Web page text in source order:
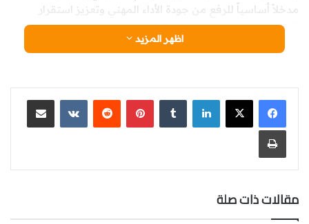
مدخلاً أساسياً للرفع من جودة الأداء المهني وتعزيز استقرار
القطاع.
ويقوم الاتحاد المهني للإعلام العمومي على احترام مبادئ العمل
خدمة القضايا الوطنية والطبقة العاملة المغربية.
ويضم الاتحاد ممثلين عن التنظيمات النقابية بالمؤسسات الثلاث
الكبرى للإعلام العمومي، وهي الشركة الوطنية للإذاعة والتلفزة،
والمشاركة الفاعلة في مختلف المبادرات الرامية إلى تطوير
الإعلام العمومي وخدمة الصالح العام.
اظهر المزيد
لينكدإن بينتيريست
مقالات ذات صلة